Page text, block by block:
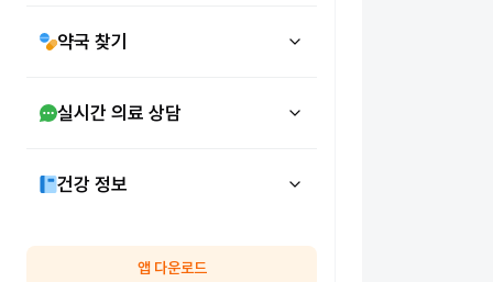
약국 찾기
실시간 의료 상담
건강 정보
앱 다운로드